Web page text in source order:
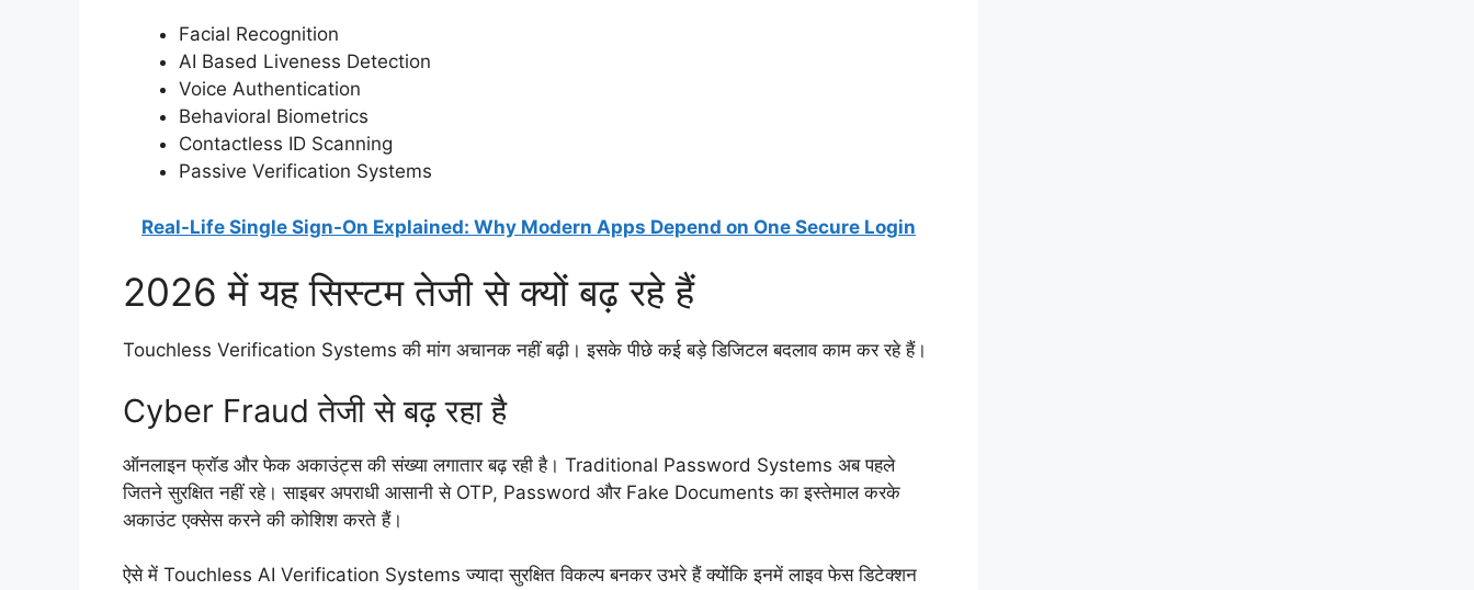
Facial Recognition
AI Based Liveness Detection
Voice Authentication
Behavioral Biometrics
Contactless ID Scanning
Passive Verification Systems
Real-Life Single Sign-On Explained: Why Modern Apps Depend on One Secure Login
2026 में यह सिस्टम तेजी से क्यों बढ़ रहे हैं
Touchless Verification Systems की मांग अचानक नहीं बढ़ी। इसके पीछे कई बड़े डिजिटल बदलाव काम कर रहे हैं।
Cyber Fraud तेजी से बढ़ रहा है
ऑनलाइन फ्रॉड और फेक अकाउंट्स की संख्या लगातार बढ़ रही है। Traditional Password Systems अब पहले
जितने सुरक्षित नहीं रहे। साइबर अपराधी आसानी से OTP, Password और Fake Documents का इस्तेमाल करके
अकाउंट एक्सेस करने की कोशिश करते हैं।
ऐसे में Touchless AI Verification Systems ज्यादा सुरक्षित विकल्प बनकर उभरे हैं क्योंकि इनमें लाइव फेस डिटेक्शन